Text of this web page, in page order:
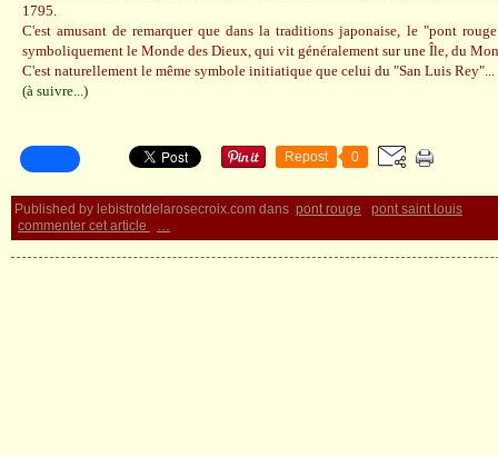
1795.
C'est amusant de remarquer que dans la traditions japonaise, le "pont
symboliquement le Monde des Dieux, qui vit généralement sur une Île, du
C'est naturellement le même symbole initiatique que celui du "San Luis Rey"...
(à suivre...)
Repost 0
Published by lebistrotdelarosecroix.com dans pont rouge
pont saint louis
commenter cet article
…